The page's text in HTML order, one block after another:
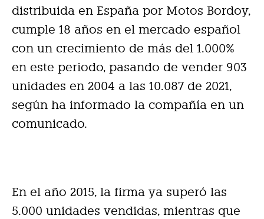
distribuida en España por Motos Bordoy,
cumple 18 años en el mercado español
con un crecimiento de más del 1.000%
en este periodo, pasando de vender 903
unidades en 2004 a las 10.087 de 2021,
según ha informado la compañía en un
comunicado.
En el año 2015, la firma ya superó las
5.000 unidades vendidas, mientras que